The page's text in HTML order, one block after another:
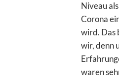
Niveau
Corona
wird. Das
wir, denn
waren